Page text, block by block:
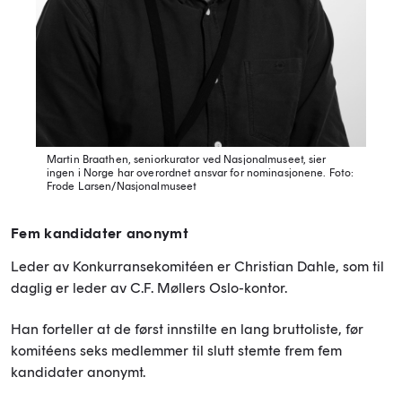
Martin Braathen, seniorkurator ved Nasjonalmuseet, sier
ingen i Norge har overordnet ansvar for nominasjonene.
Foto:
Frode Larsen/Nasjonalmuseet
Fem kandidater anonymt
Leder av Konkurransekomitéen er Christian Dahle, som til
daglig er leder av C.F. Møllers Oslo-kontor.
Han forteller at de først innstilte en lang bruttoliste, før
komitéens seks medlemmer til slutt stemte frem fem
kandidater anonymt.